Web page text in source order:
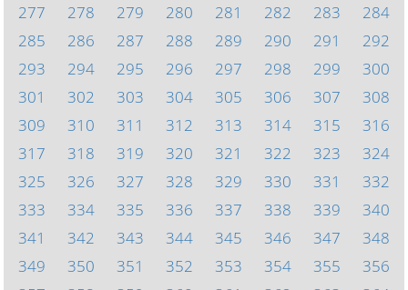
277
278 279 280 281 282 283
284
285
286 287 288 289 290 291
292
293
294 295 296 297 298 299
300
301
302 303 304 305 306 307
308
309
310 311 312 313 314 315
316
317
318 319 320 321 322 323
324
325
326 327 328 329 330 331
332
333
334 335 336 337 338 339
340
341
342 343 344 345 346 347
348
349
350 351 352 353 354 355
356